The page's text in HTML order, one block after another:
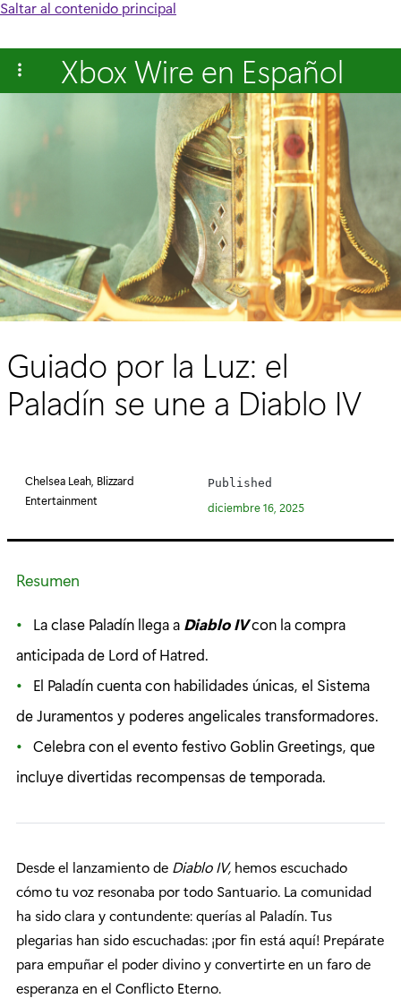
Saltar al contenido principal
Xbox Wire en Español
Guiado por la Luz: el
Paladín se une a Diablo IV
Chelsea Leah, Blizzard
Entertainment
Published
diciembre 16, 2025
Resumen
La clase Paladín llega a Diablo IVcon la compra
anticipada de Lord of Hatred.
El Paladín cuenta con habilidades únicas, el Sistema
de Juramentos y poderes angelicales transformadores.
Celebra con el evento festivo Goblin Greetings, que
incluye divertidas recompensas de temporada.
Desde el lanzamiento de Diablo IV, hemos escuchado
cómo tu voz resonaba por todo Santuario. La comunidad
ha sido clara y contundente: querías al Paladín. Tus
plegarias han sido escuchadas: ¡por fin está aquí! Prepárate
para empuñar el poder divino y convertirte en un faro de
esperanza en el Conflicto Eterno.